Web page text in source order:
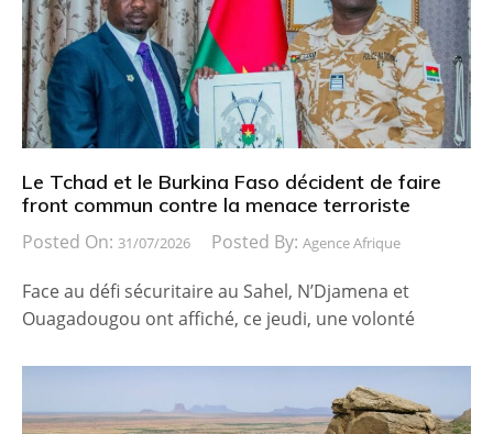
Le Tchad et le Burkina Faso décident de faire
front commun contre la menace terroriste
Posted On: 31/07/2026 Posted By: Agence Afrique
Face au défi sécuritaire au Sahel, N’Djamena et
Ouagadougou ont affiché, ce jeudi, une volonté